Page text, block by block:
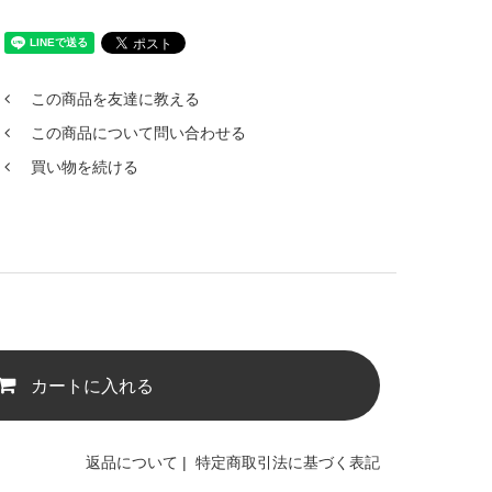
この商品を友達に教える
この商品について問い合わせる
買い物を続ける
カートに入れる
返品について | 特定商取引法に基づく表記